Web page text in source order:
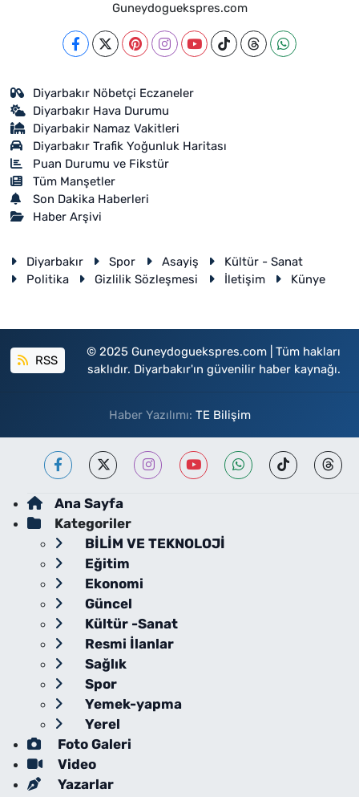
Guneydoguekspres.com
Diyarbakır Nöbetçi Eczaneler
Diyarbakır Hava Durumu
Diyarbakir Namaz Vakitleri
Diyarbakır Trafik Yoğunluk Haritası
Puan Durumu ve Fikstür
Tüm Manşetler
Son Dakika Haberleri
Haber Arşivi
Diyarbakır Spor Asayiş
Kültür - Sanat
Politika
Gizlilik Sözleşmesi İletişim Künye
RSS
© 2025 Guneydoguekspres.com | Tüm hakları
saklıdır. Diyarbakır'ın güvenilir haber kaynağı.
Haber Yazılımı: TE Bilişim
Ana Sayfa
Kategoriler
BİLİM VE TEKNOLOJİ
Eğitim
Ekonomi
Güncel
Kültür -Sanat
Resmi İlanlar
Sağlık
Spor
Yemek-yapma
Yerel
Foto Galeri
Video
Yazarlar